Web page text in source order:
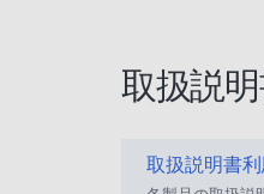
取扱説
取扱説明書